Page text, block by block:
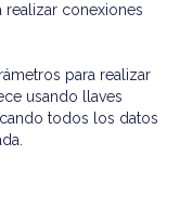
realizar conexiones
para realizar
usando llaves
todos los datos